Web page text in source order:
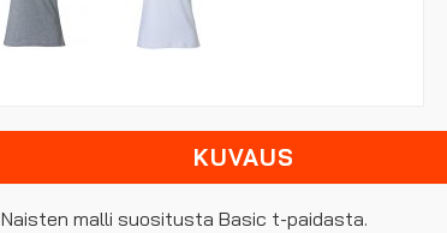
KUVAUS
Naisten malli suositusta Basic t-paidasta.